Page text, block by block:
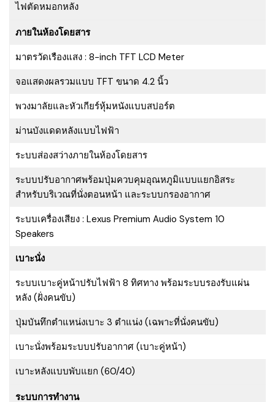
ไฟตัดหมอกหลัง
ภายในห้องโดยสาร
มาตรวัดเรืองแสง : 8-inch TFT LCD Meter
จอแสดงผลรวมแบบ TFT ขนาด 4.2 นิ้ว
พวงมาลัยและหัวเกียร์หุ้มหนังแบบสปอร์ต
ม่านบังแดดหลังแบบไฟฟ้า
ระบบส่องสว่างภายในห้องโดยสาร
ระบบปรับอากาศพร้อมปุ่มควบคุมอุณหภูมิแบบแยกอิสระ
สำหรับบริเวณที่นั่งตอนหน้า และระบบกรองอากาศ
ระบบเครื่องเสียง : Lexus Premium Audio System 10
Speakers
เบาะนั่ง
ระบบเบาะคู่หน้าปรับไฟฟ้า 8 ทิศทาง พร้อมระบบรองรับแผ่น
หลัง (ฝั่งคนขับ)
ปุ่มบันทึกตำแหน่งเบาะ 3 ตำแน่ง (เฉพาะที่นั่งคนขับ)
เบาะนั่งพร้อมระบบปรับอากาศ (เบาะคู่หน้า)
เบาะหลังแบบพับแยก (60/40)
ระบบการทำงาน